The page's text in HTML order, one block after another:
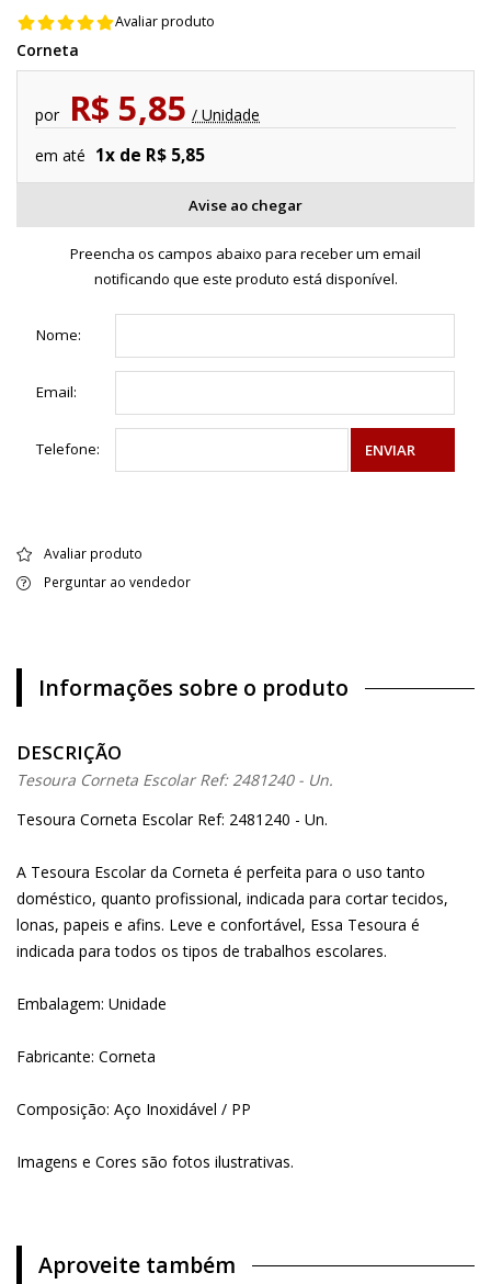
Avaliar produto
Corneta
por R$ 5,85 / Unidade
em até 1x de R$ 5,85
Avise ao chegar
Preencha os campos abaixo para receber um email
notificando que este produto está disponível.
Nome:
Email:
Telefone: ENVIAR
Avaliar produto
Perguntar ao vendedor
Informações sobre o produto
DESCRIÇÃO
Tesoura Corneta Escolar Ref: 2481240 - Un.
Tesoura Corneta Escolar Ref: 2481240 - Un.
A Tesoura Escolar da Corneta é perfeita para o uso tanto
doméstico, quanto profissional, indicada para cortar tecidos,
lonas, papeis e afins. Leve e confortável, Essa Tesoura é
indicada para todos os tipos de trabalhos escolares.
Embalagem: Unidade
Fabricante: Corneta
Composição: Aço Inoxidável / PP
Imagens e Cores são fotos ilustrativas.
Aproveite também